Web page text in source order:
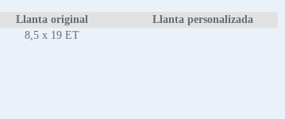
Llanta original
Llanta personalizada
8,5 x 19 ET